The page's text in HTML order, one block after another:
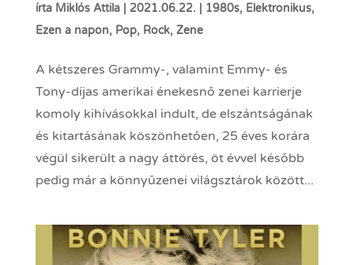
írta Miklós Attila| 2021.06.22. 1980s, Elektronikus,
Ezen a napon, Pop, Rock, Zene
A kétszeres Grammy-, valamint Emmy- és
Tony-díjas amerikai énekesnő zenei karrierje
komoly kihívásokkal indult, de elszántságának
és kitartásának köszönhetően, 25 éves korára
végül sikerült a nagy áttörés, öt évvel később
pedig már a könnyűzenei világsztárok között...